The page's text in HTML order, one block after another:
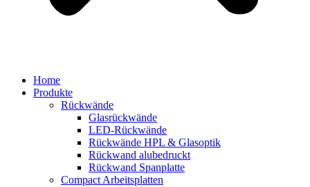
Home
Produkte
Rückwände
Glasrückwände
LED-Rückwände
Rückwände HPL & Glasoptik
Rückwand alubedruckt
Rückwand Spanplatte
Compact Arbeitsplatten